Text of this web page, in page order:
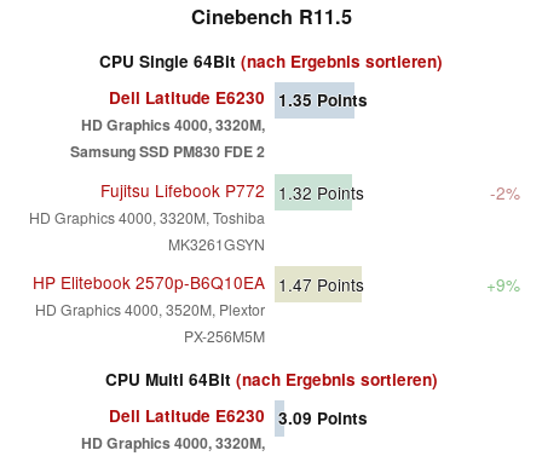
Cinebench R11.5
CPU Single 64Bit (nach Ergebnis sortieren)
Dell Latitude E6230
HD Graphics 4000, 3320M,
Samsung SSD PM830 FDE 2
1.35 Points
Fujitsu Lifebook P772
HD Graphics 4000, 3320M, Toshiba
MK3261GSYN
1.32 Points -2%
HP Elitebook 2570p-B6Q10EA
HD Graphics 4000, 3520M, Plextor
PX-256M5M
1.47 Points +9%
CPU Multi 64Bit (nach Ergebnis sortieren)
Dell Latitude E6230
HD Graphics 4000, 3320M,
3.09 Points